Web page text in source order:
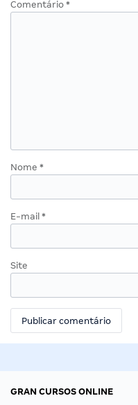
Comentário *
Nome *
E-mail *
Site
GRAN CURSOS ONLINE